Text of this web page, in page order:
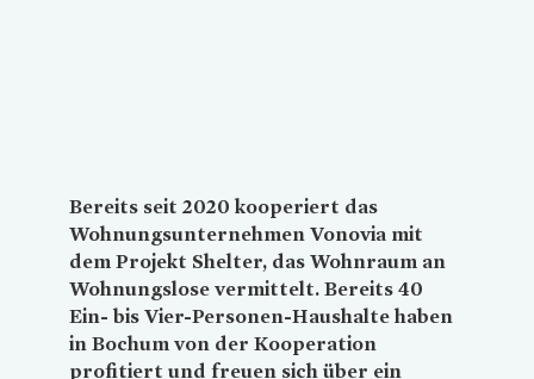
Bereits seit 2020 kooperiert das
Wohnungsunternehmen Vonovia mit
dem Projekt Shelter, das Wohnraum an
Wohnungslose vermittelt. Bereits 40
Ein- bis Vier-Personen-Haushalte haben
in Bochum von der Kooperation
profitiert und freuen sich über ein